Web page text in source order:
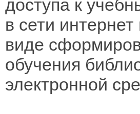
доступа к
в сети
виде
обучения
электронной